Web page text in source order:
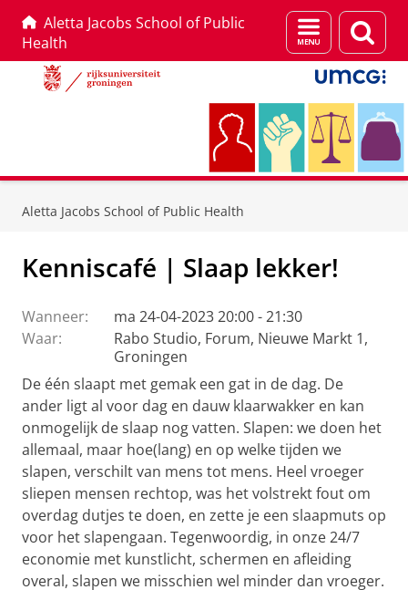
Aletta Jacobs School of Public
Health
Menu
en
zoeken
Aletta Jacobs School of Public Health
Kenniscafé | Slaap lekker!
Wanneer:
ma 24-04-2023 20:00 - 21:30
Waar:
Rabo Studio, Forum, Nieuwe Markt 1,
Groningen
De één slaapt met gemak een gat in de dag. De
ander ligt al voor dag en dauw klaarwakker en kan
onmogelijk de slaap nog vatten. Slapen: we doen het
allemaal, maar hoe(lang) en op welke tijden we
slapen, verschilt van mens tot mens. Heel vroeger
sliepen mensen rechtop, was het volstrekt fout om
overdag dutjes te doen, en zette je een slaapmuts op
voor het slapengaan. Tegenwoordig, in onze 24/7
economie met kunstlicht, schermen en afleiding
overal, slapen we misschien wel minder dan vroeger.